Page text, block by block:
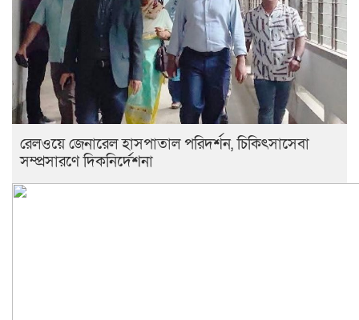
রেলওয়ে জেনারেল হাসপাতাল পরিদর্শন, চিকিৎসাসেবা
সম্প্রসারণে দিকনির্দেশনা